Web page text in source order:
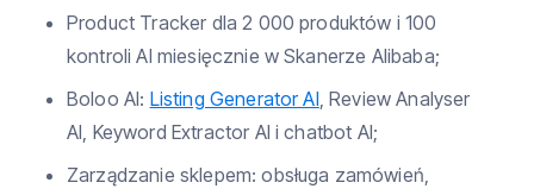
Product Tracker dla 2 000 produktów i 100
kontroli AI miesięcznie w Skanerze Alibaba;
Boloo AI: Listing Generator AI, Review Analyser
AI, Keyword Extractor AI i chatbot AI;
Zarządzanie sklepem: obsługa zamówień,